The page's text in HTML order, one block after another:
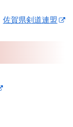
佐賀県剣道連盟